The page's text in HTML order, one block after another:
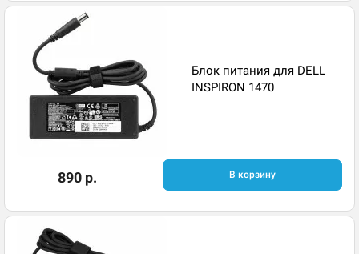
Блок питания для DELL
INSPIRON 1470
890 р. В корзину